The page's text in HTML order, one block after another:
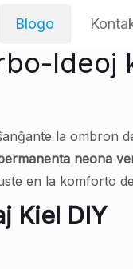
Blogo
Ideoj
la ombron
neona
en la komforto
Kiel DIY